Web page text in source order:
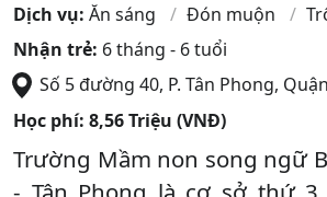
Dịch vụ: Ăn sáng Đón muộn
Nhận trẻ: 6 tháng - 6 tuổi
Số 5 đường 40, P. Tân Phong,
Học phí: 8,56 Triệu (VNĐ)
Trường Mầm non song ngữ